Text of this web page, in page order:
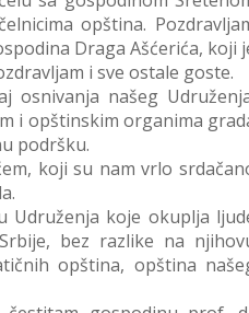
opština.
Draga Ašćerića, koji
i sve ostale goste.
osnivanja našeg
i opštinskim organima
podršku.
koji su nam vrlo
Udruženja koje okuplja
bez razlike na
opština, opština